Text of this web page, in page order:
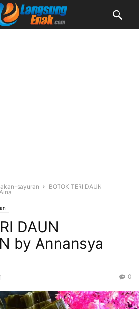
sayuran
BOTOK TERI DAUN
DAUN
by Annansya
0